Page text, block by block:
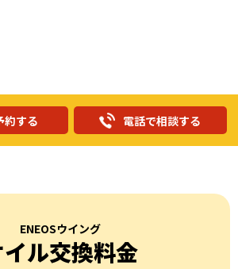
約する 電話で相談する
ENEOSウイング
ル交換料金